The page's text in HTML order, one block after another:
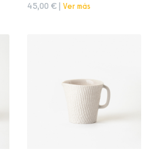
45,00 € | Ver más